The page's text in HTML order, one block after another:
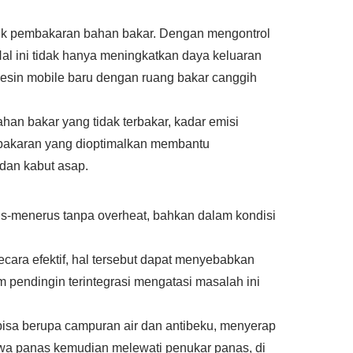
bahan bakar. Dengan mengontrol
ini tidak hanya meningkatkan daya keluaran
mobile baru dengan ruang bakar canggih
bakar yang tidak terbakar, kadar emisi
yang dioptimalkan membantu
kabut asap.
menerus tanpa overheat, bahkan dalam kondisi
efektif, hal tersebut dapat menyebabkan
pendingin terintegrasi mengatasi masalah ini
berupa campuran air dan antibeku, menyerap
panas kemudian melewati penukar panas, di